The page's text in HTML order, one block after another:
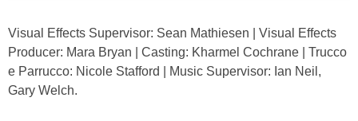
Visual Effects Supervisor: Sean Mathiesen | Visual Effects
Producer: Mara Bryan | Casting: Kharmel Cochrane | Trucco
e Parrucco: Nicole Stafford | Music Supervisor: Ian Neil,
Gary Welch.